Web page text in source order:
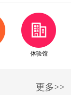
体验馆
更多>>